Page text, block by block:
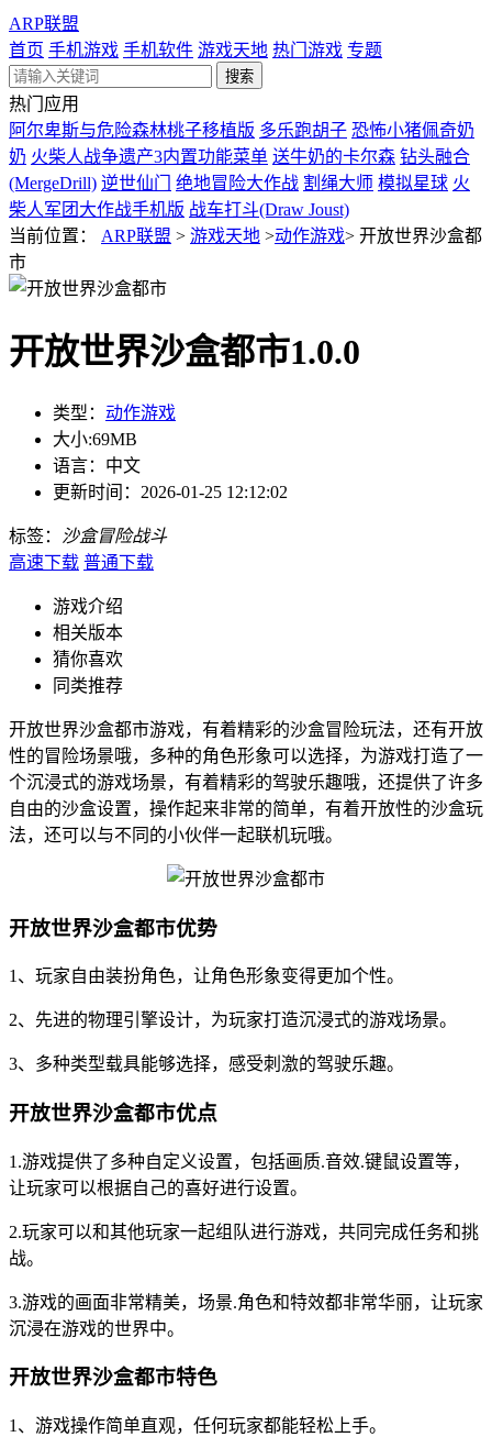
ARP联盟
首页 手机游戏 手机软件 游戏天地 热门游戏 专题
热门应用
阿尔卑斯与危险森林桃子移植版 多乐跑胡子 恐怖小猪佩奇奶
奶 火柴人战争遗产3内置功能菜单 送牛奶的卡尔森 钻头融合
(MergeDrill) 逆世仙门 绝地冒险大作战 割绳大师 模拟星球 火
柴人军团大作战手机版 战车打斗(Draw Joust)
当前位置： ARP联盟 > 游戏天地 >动作游戏> 开放世界沙盒都
市
开放世界沙盒都市1.0.0
类型： 动作游戏
大小:69MB
语言： 中文
更新时间： 2026-01-25 12:12:02
标签： 沙盒冒险战斗
高速下载 普通下载
游戏介绍
相关版本
猜你喜欢
同类推荐
开放世界沙盒都市游戏，有着精彩的沙盒冒险玩法，还有开放
性的冒险场景哦，多种的角色形象可以选择，为游戏打造了一
个沉浸式的游戏场景，有着精彩的驾驶乐趣哦，还提供了许多
自由的沙盒设置，操作起来非常的简单，有着开放性的沙盒玩
法，还可以与不同的小伙伴一起联机玩哦。
开放世界沙盒都市优势
1、玩家自由装扮角色，让角色形象变得更加个性。
2、先进的物理引擎设计，为玩家打造沉浸式的游戏场景。
3、多种类型载具能够选择，感受刺激的驾驶乐趣。
开放世界沙盒都市优点
1.游戏提供了多种自定义设置，包括画质.音效.键鼠设置等，
让玩家可以根据自己的喜好进行设置。
2.玩家可以和其他玩家一起组队进行游戏，共同完成任务和挑
战。
3.游戏的画面非常精美，场景.角色和特效都非常华丽，让玩家
沉浸在游戏的世界中。
开放世界沙盒都市特色
1、游戏操作简单直观，任何玩家都能轻松上手。